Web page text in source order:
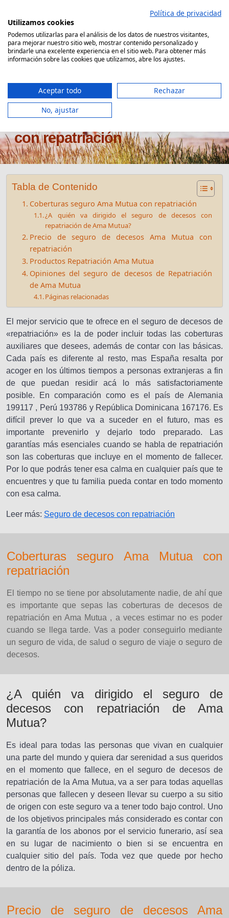
contenido
Comparador Seguro Decesos
Seguro de decesos Ama Mutua
con repatriación
Tabla de Contenido
Coberturas seguro Ama Mutua con repatriación
¿A quién va dirigido el seguro de decesos con
repatriación de Ama Mutua?
Precio de seguro de decesos Ama Mutua con
repatriación
Productos Repatriación Ama Mutua
Opiniones del seguro de decesos de Repatriación
de Ama Mutua
Páginas relacionadas
El mejor servicio que te ofrece en el seguro de decesos de
«repatriación» es la de poder incluir todas las coberturas
auxiliares que desees, además de contar con las básicas.
Cada país es diferente al resto, mas España resalta por
acoger en los últimos tiempos a personas extranjeras a fin
de que puedan residir acá lo más satisfactoriamente
posible. En comparación como es el país de Alemania
199117 , Perú 193786 y República Dominicana 167176. Es
difícil prever lo que va a suceder en el futuro, mas es
importante prevenirlo y dejarlo todo preparado. Las
garantías más esenciales cuando se habla de repatriación
son las coberturas que incluye en el momento de fallecer.
Por lo que podrás tener esa calma en cualquier país que te
encuentres y que tu familia pueda contar en todo momento
con esa calma.
Leer más: Seguro de decesos con repatriación
Coberturas seguro Ama Mutua con
repatriación
El tiempo no se tiene por absolutamente nadie, de ahí que
es importante que sepas las coberturas de decesos de
repatriación en Ama Mutua , a veces estimar no es poder
cuando se llega tarde. Vas a poder conseguirlo mediante
un seguro de vida, de salud o seguro de viaje o seguro de
decesos.
¿A quién va dirigido el seguro de
decesos con repatriación de Ama
Mutua?
Es ideal para todas las personas que vivan en cualquier
una parte del mundo y quiera dar serenidad a sus queridos
en el momento que fallece, en el seguro de decesos de
repatriación de la Ama Mutua, va a ser para todas aquellas
personas que fallecen y deseen llevar su cuerpo a su sitio
de origen con este seguro va a tener todo bajo control. Uno
de los objetivos principales más considerado es contar con
la garantía de los abonos por el servicio funerario, así sea
en su lugar de nacimiento o bien si se encuentra en
cualquier sitio del país. Toda vez que quede por hecho
dentro de la póliza.
Precio de seguro de decesos Ama
Política de privacidad
Utilizamos cookies
Podemos utilizarlas para el análisis de los datos de nuestros visitantes,
para mejorar nuestro sitio web, mostrar contenido personalizado y
brindarle una excelente experiencia en el sitio web. Para obtener más
información sobre las cookies que utilizamos, abre los ajustes.
Aceptar todo
Rechazar
No, ajustar